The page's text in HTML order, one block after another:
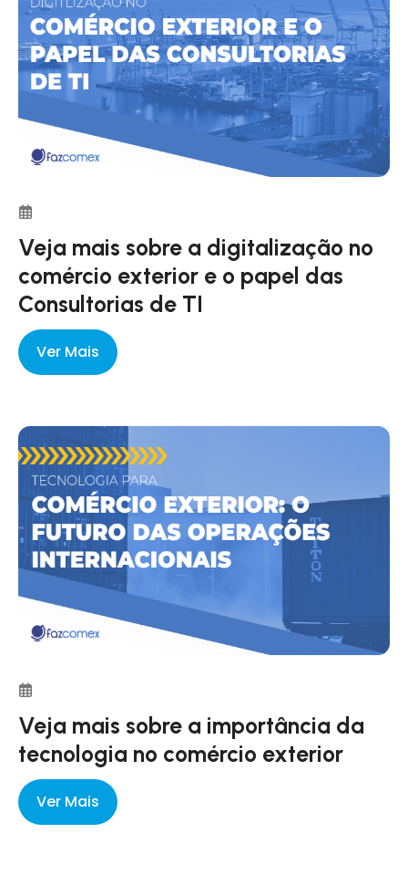
Veja mais sobre a digitalização no
comércio exterior e o papel das
Consultorias de TI
Ver Mais
Veja mais sobre a importância da
tecnologia no comércio exterior
Ver Mais